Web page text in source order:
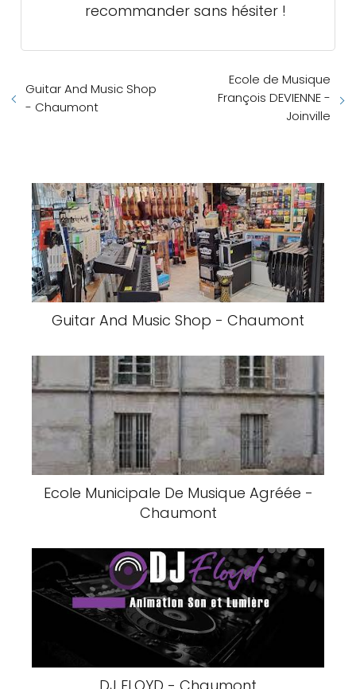
recommander sans hésiter !
Guitar And Music Shop
- Chaumont
Ecole de Musique
François DEVIENNE -
Joinville
Guitar And Music Shop - Chaumont
Ecole Municipale De Musique Agréée -
Chaumont